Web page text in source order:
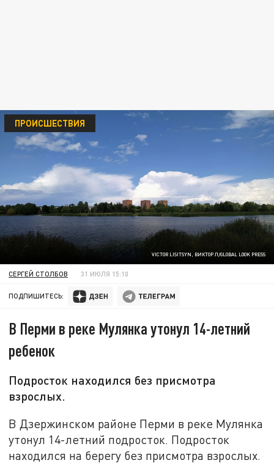
VICTOR LISITSYN, ВИКТОР Л/GLOBAL LOOK PRESS
ПРОИСШЕСТВИЯ
СЕРГЕЙ СТОЛБОВ 31 ИЮЛЯ 15:10
ПОДПИШИТЕСЬ:
В Перми в реке Мулянка утонул 14-летний
ребенок
Подросток находился без присмотра
взрослых.
В Дзержинском районе Перми в реке Мулянка
утонул 14-летний подросток. Подросток
находился на берегу без присмотра взрослых.